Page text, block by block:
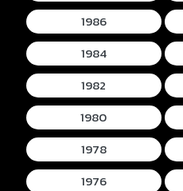
1986
1984
1982
1980
1978
1976